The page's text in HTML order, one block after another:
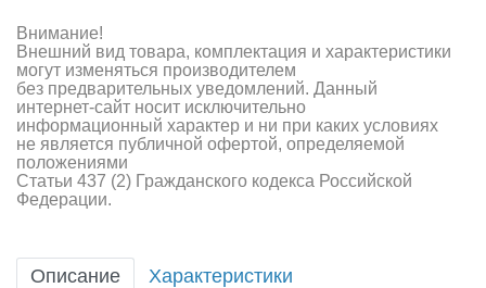
Внимание!
Внешний вид товара, комплектация и характеристики
могут изменяться производителем
без предварительных уведомлений. Данный
интернет-сайт носит исключительно
информационный характер и ни при каких условиях
не является публичной офертой, определяемой
положениями
Статьи 437 (2) Гражданского кодекса Российской
Федерации.
Описание
Характеристики